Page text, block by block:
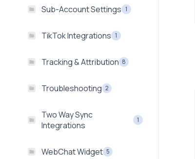
Sub-Account Settings 1
TikTok Integrations 1
Tracking & Attribution 8
Troubleshooting 2
Two Way Sync
Integrations
1
WebChat Widget 5